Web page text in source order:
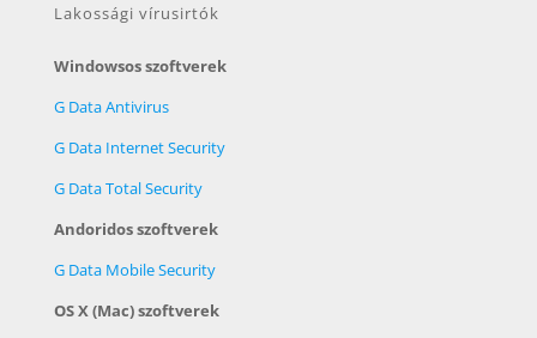
Lakossági vírusirtók
Windowsos szoftverek
G Data Antivirus
G Data Internet Security
G Data Total Security
Andoridos szoftverek
G Data Mobile Security
OS X (Mac) szoftverek